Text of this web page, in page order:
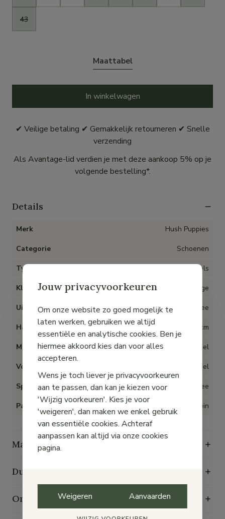
43
Maattabel
In winkelwagen
✔ Veilige betaling ✔ Gemakkelijk retourneren ✔ Snelle
verzending
Als Avantage-lid verdien je met deze aankoop 5% op je
volgende bestelling*.
Details
Merk Hush Puppies
Categorie Schoenen
Type artikel Pantoffels
Kleur Beige
Uitneembare inlegzolen Nee
Hak 3 cm
Materiaal Textiel
Voering Textiel
Speciaal voor Hallux Valgus Nee
Pasvorm Klein
Maattabel
Duurzaamheidskenmerken
Onderhoudsgids
Jouw privacyvoorkeuren
Om onze website zo goed mogelijk te
laten werken, gebruiken we altijd
essentiële en analytische cookies. Ben je
hiermee akkoord kies dan voor alles
accepteren.
Wens je toch liever je privacyvoorkeuren
aan te passen, dan kan je kiezen voor
'Wijzig voorkeuren'. Kies je voor
'weigeren', dan maken we enkel gebruik
van essentiële cookies. Achteraf
aanpassen kan altijd via onze cookies
pagina.
Weigeren Aanvaarden